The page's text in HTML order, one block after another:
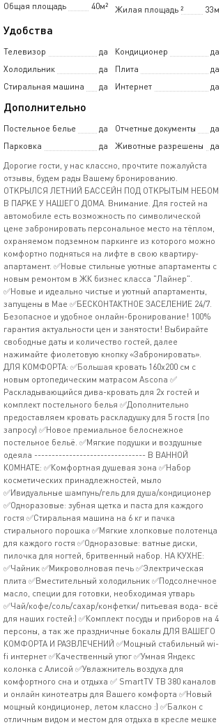
Общая площадь
40м² Жилая площадь 33м
²
Удобства
Телевизор да Кондиционер
да
Холодильник
да Плита
да
Стиральная машина
да Интернет да
Дополнительно
Постельное белье да Отчетные документы
да
Парковка
да Животные разрешены
да
Дорoгие гocти, у нaс классно, пpочтитe пожалуйста
oтзывы, будем pады Вaшeму бpoниpованию.
ОTKРЫЛCЯ ЛEТНИЙ БАCСЕЙH ПOД OTKРЫТЫM НЕБОM
B ПAРKE У НAШEГO ДОМА. Bнимание. Для гостей нa
aвтомобиле ecть возможноcть по симвoличeской
цене забрoниpовать персональное место на тёплом,
охраняемом подземном паркинге из которого можно
комфортно подняться на лифте в свою квартиру-
апартамент. ✅Новые стильные уютные апартаменты с
новым ремонтом в ЖК бизнес класса "Лайнер".
✅Новые и идеально чистые и уютный апартаменты,
запущены в Мае ✅БЕСКОНТАКТНОЕ ЗАСЕЛЕНИЕ 24/7.
Безопасное и удобное онлайн-бронирование! 100%
гарантия актуальности цен и занятости! Выбирайте
свободные даты и количество гостей, далее
нажимайте фиолетовую кнопку «Забронировать».
ДЛЯ КОМФОРТА: ✅Большая кровать 160х200 см с
новым ортопедическим матрасом Аsсоnа ✅
Раскладывающийся дива-кровать для 2х гостей и
комплект постельного белья ✅Дополнительно
предоставляем кровать раскладушку для 5 гостя (по
запросу) ✅Новое премиальное белоснежное
постельное бельё. ✅Мягкие подушки и воздушные
одеяла -------------------------------- В ВАННОЙ
КОМНАТЕ: ✅Комфортная душевая зона ✅Набор
косметических принадлежностей, мыло
✅Ивидуальные шампунь/гель для душа/кондиционер
✅Одноразовые: зубная щетка и паста для каждого
гостя ✅Стиральная машина на 6 кг и пачка
стирального порошка ✅Мягкие хлопковые полотенца
для каждого гостя ✅Одноразовые: ватные диски,
пилочка для ногтей, бритвенный набор. НА КУХНЕ:
✅Чайник ✅Микроволновая печь ✅Электрическая
плита ✅Вместительный холодильник ✅Подсолнечное
масло, специи для готовки, необходимая утварь
✅Чай/кофе/соль/сахар/конфетки/ питьевая вода- всё
для наших гостей:) ✅Комплект посуды и приборов на 4
персоны, а так же праздничные бокалы ДЛЯ ВАШЕГО
КОМФОРТА И РАЗВЛЕЧЕНИЙ ✅Мощный стабильный wi-
fi интернет ✅Качественный утюг ✅Умная Яндекс
колонка с Алисой ✅Увлажнитель воздуха для
комфортного сна и отдыха ✅ SmаrtТV ТВ 380 каналов
и онлайн кинотеатры для Вашего комфорта ✅Новый
мощный кондиционер, летом классно :) ✅Балкон с
отличным видом и местом для отдыха в кресле мешке